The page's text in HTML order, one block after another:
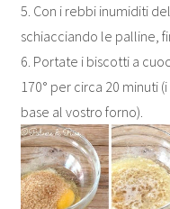
5. Con i rebbi inumiditi
schiacciando le palline,
6. Portate i biscotti a
170° per circa 20 minuti
base al vostro forno).